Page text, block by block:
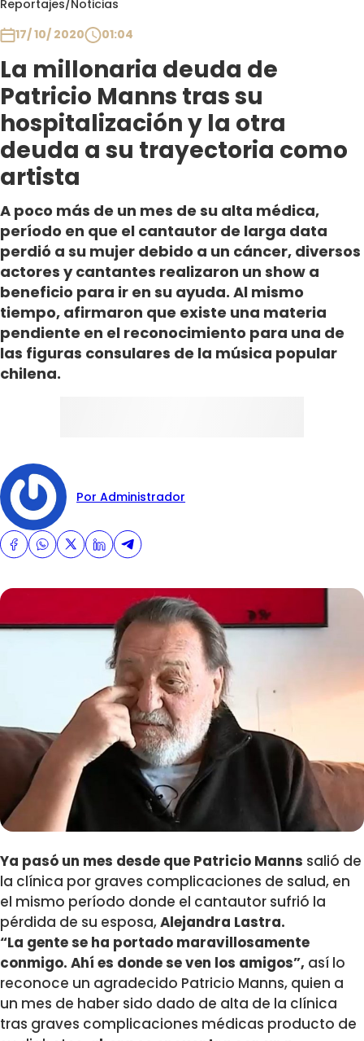
Reportajes/Noticias
17/ 10/ 2020
01:04
La millonaria deuda de
Patricio Manns tras su
hospitalización y la otra
deuda a su trayectoria como
artista
A poco más de un mes de su alta médica,
período en que el cantautor de larga data
perdió a su mujer debido a un cáncer, diversos
actores y cantantes realizaron un show a
beneficio para ir en su ayuda. Al mismo
tiempo, afirmaron que existe una materia
pendiente en el reconocimiento para una de
las figuras consulares de la música popular
chilena.
Por Administrador
Ya pasó un mes desde que Patricio Manns salió de
la clínica por graves complicaciones de salud, en
el mismo período donde el cantautor sufrió la
pérdida de su esposa,Alejandra Lastra.
“La gente se ha portado maravillosamente
conmigo. Ahí es donde se ven los amigos”, así lo
reconoce un agradecido Patricio Manns, quien a
un mes de haber sido dado de alta de la clínica
tras graves complicaciones médicas producto de
Club De La Comedia
Contigo en Directo
Plan Perfecto
El Tiempo
Sabingo
Todos Los Programas